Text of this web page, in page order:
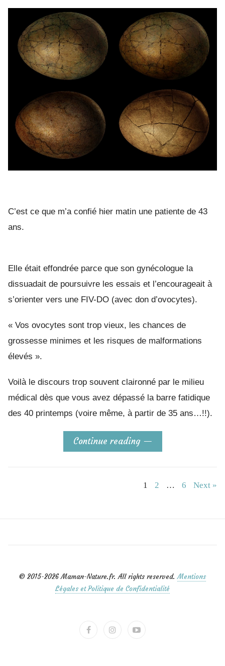
C’est ce que m’a confié hier matin une patiente de 43
ans.
Elle était effondrée parce que son gynécologue la
dissuadait de poursuivre les essais et l’encourageait à
s’orienter vers une FIV-DO (avec don d’ovocytes).
« Vos ovocytes sont trop vieux, les chances de
grossesse minimes et les risques de malformations
élevés ».
Voilà le discours trop souvent claironné par le milieu
médical dès que vous avez dépassé la barre fatidique
des 40 printemps (voire même, à partir de 35 ans…!!).
Continue reading
1 2 … 6 Next »
© 2015-2026 Maman-Nature.fr. All rights reserved.Mentions
Légales et Politique de Confidentialité